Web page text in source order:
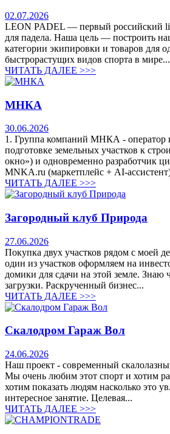
02.07.2026
LEON PADEL — первый российский
для падела. Наша цель — построить
категории экипировки и товаров для
быстрорастущих видов спорта в мире...
ЧИТАТЬ ДАЛЕЕ >>>
МНКА
30.06.2026
1. Группа компаний МНКА - оператор
подготовке земельных участков к
окно») и одновременно разработчик
MNKA.ru (маркетплейс + AI-
ЧИТАТЬ ДАЛЕЕ >>>
Загородный клуб Природа
27.06.2026
Покупка двух участков рядом с моей
один из участков оформляем на
домики для сдачи на этой земле. Знаю
загрузки. Раскрученный бизнес...
ЧИТАТЬ ДАЛЕЕ >>>
Скалодром Гараж Вол
24.06.2026
Наш проект - современный
Мы очень любим этот спорт и хотим
хотим показать людям насколько это
интересное занятие. Целевая...
ЧИТАТЬ ДАЛЕЕ >>>